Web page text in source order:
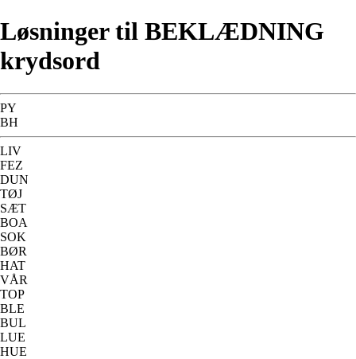
Løsninger til BEKLÆDNING
krydsord
PY
BH
LIV
FEZ
DUN
TØJ
SÆT
BOA
SOK
BØR
HAT
VÅR
TOP
BLE
BUL
LUE
HUE